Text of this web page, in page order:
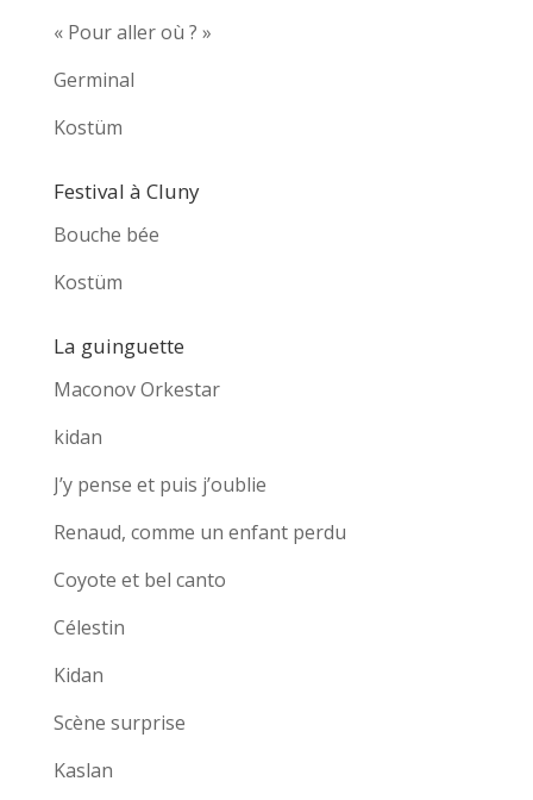
« Pour aller où ? »
Germinal
Kostüm
Festival à Cluny
Bouche bée
Kostüm
La guinguette
Maconov Orkestar
kidan
J’y pense et puis j’oublie
Renaud, comme un enfant perdu
Coyote et bel canto
Célestin
Kidan
Scène surprise
Kaslan